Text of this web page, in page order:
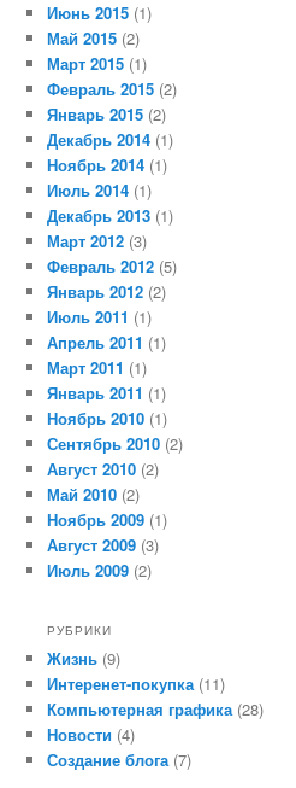
Июнь 2015 (1)
Май 2015 (2)
Март 2015 (1)
Февраль 2015 (2)
Январь 2015 (2)
Декабрь 2014 (1)
Ноябрь 2014 (1)
Июль 2014 (1)
Декабрь 2013 (1)
Март 2012 (3)
Февраль 2012 (5)
Январь 2012 (2)
Июль 2011 (1)
Апрель 2011 (1)
Март 2011 (1)
Январь 2011 (1)
Ноябрь 2010 (1)
Сентябрь 2010 (2)
Август 2010 (2)
Май 2010 (2)
Ноябрь 2009 (1)
Август 2009 (3)
Июль 2009 (2)
РУБРИКИ
Жизнь (9)
Интеренет-покупка(11)
Компьютерная графика(28)
Новости (4)
Создание блога(7)